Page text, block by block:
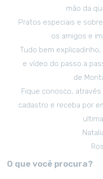
mão da
Pratos especiais e
os amigos e
Tudo bem
e vídeo do passo a
de
Fique conosco,
cadastro e receba por
O que você procura?